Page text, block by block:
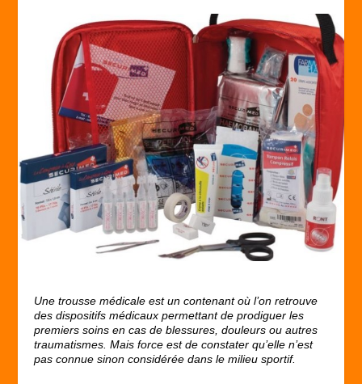
Une trousse médicale est un contenant où l’on retrouve
des dispositifs médicaux permettant de prodiguer les
premiers soins en cas de blessures, douleurs ou autres
traumatismes. Mais force est de constater qu’elle n’est
pas connue sinon considérée dans le milieu sportif.